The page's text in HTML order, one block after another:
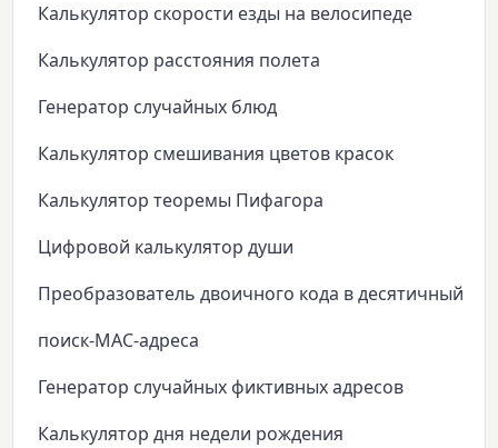
Калькулятор скорости езды на велосипеде
Калькулятор расстояния полета
Генератор случайных блюд
Калькулятор смешивания цветов красок
Калькулятор теоремы Пифагора
Цифровой калькулятор души
Преобразователь двоичного кода в десятичный
поиск-MAC-адреса
Генератор случайных фиктивных адресов
Калькулятор дня недели рождения